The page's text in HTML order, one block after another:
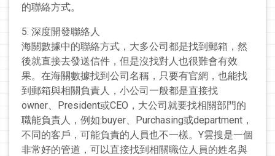
的聯絡方式。
5. 深度開發聯絡人
海關數據中的聯絡方式，大多公司都是找到郵箱，然
後就直接去發送信件，但是沒找對人也很難會有效
果。在海關數據找到公司名稱，只要有官網，也能找
到郵箱與相關負責人，小公司一般都是直接找
owner、President或CEO，大公司就要找相關部門的
職能負責人，例如:buyer、Purchasing或department，
不同的客戶，可能負責的人員也不一樣。Y雲搜是一個
非常好的管道，可以直接找到相關職位人員的姓名與